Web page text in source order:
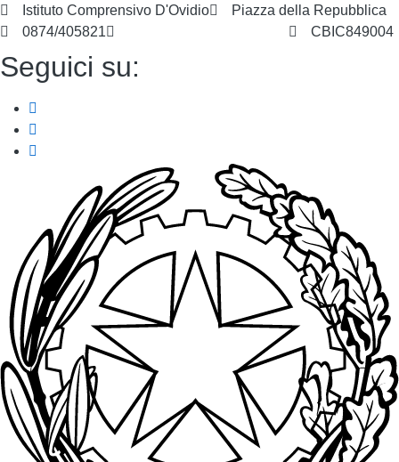
Istituto Comprensivo D'Ovidio
Piazza della Repubblica
0874/405821
CBIC849004
Seguici su: